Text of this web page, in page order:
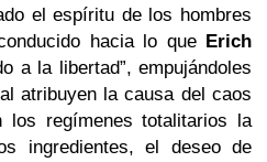
el espíritu de los hombres
hacia lo que Erich
a la libertad”, empujándoles
atribuyen la causa del caos
regímenes totalitarios la
ingredientes, el deseo de